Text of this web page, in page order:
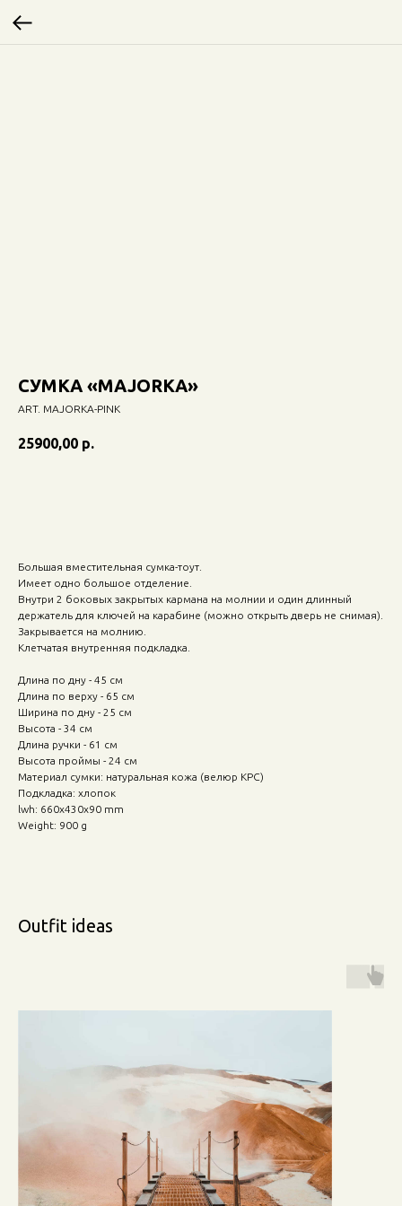
СУМКА «MAJORKA»
ART. MAJORKA-PINK
25900,00 р.
Большая вместительная сумка-тоут.
Имеет одно большое отделение.
Внутри 2 боковых закрытых кармана на молнии и один длинный
держатель для ключей на карабине (можно открыть дверь не снимая).
Закрывается на молнию.
Клетчатая внутренняя подкладка.
Длина по дну - 45 см
Длина по верху - 65 см
Ширина по дну - 25 см
Высота - 34 см
Длина ручки - 61 см
Высота проймы - 24 см
Материал сумки: натуральная кожа (велюр КРС)
Подкладка: хлопок
lwh: 660x430x90 mm
Weight: 900 g
Outfit ideas